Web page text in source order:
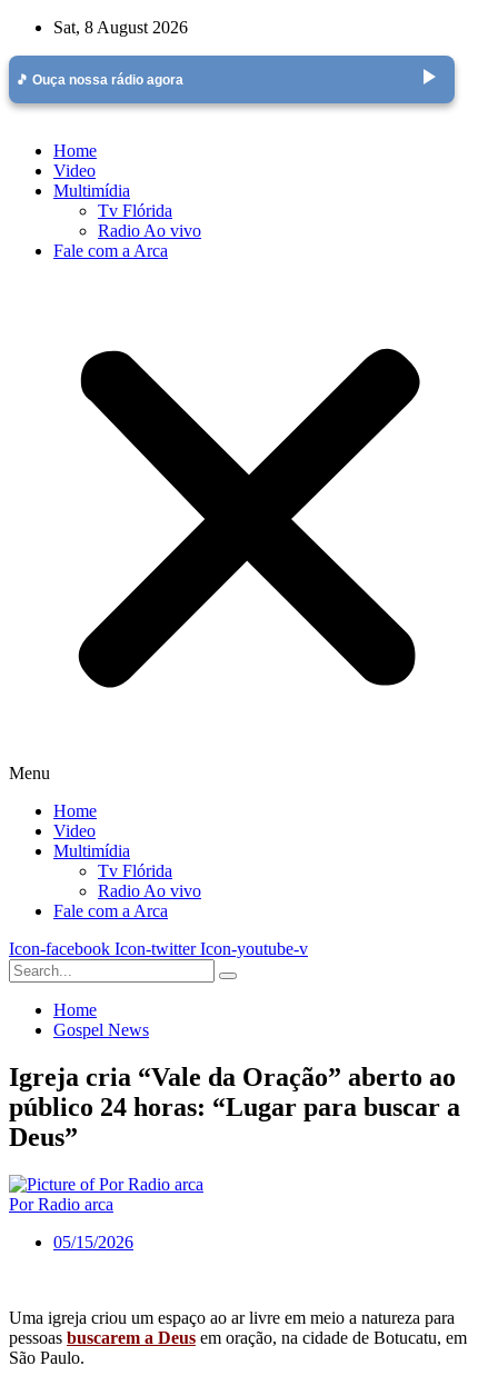
Skip
content
Sat, 8 August 2026
🎵 Ouça nossa rádio agora play_arrow
Home
Video
Multimídia
Tv Flórida
Radio Ao vivo
Fale com a Arca
Menu
Home
Video
Multimídia
Tv Flórida
Radio Ao vivo
Fale com a Arca
Icon-facebook Icon-twitter Icon-youtube-v
Home
Gospel News
Igreja cria “Vale da Oração” aberto ao
público 24 horas: “Lugar para buscar a
Deus”
Por Radio arca
05/15/2026
Uma igreja criou um espaço ao ar livre em meio a natureza para
pessoas buscarem a Deus em oração, na cidade de Botucatu, em
São Paulo.